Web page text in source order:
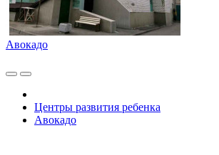
Авокадо
Центры развития ребенка
Авокадо